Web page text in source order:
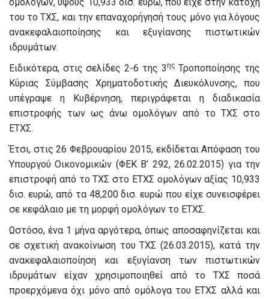
του το ΤΧΣ, και την επαναχορήγησή τους μόνο για λόγους
ανακεφαλαιοποίησης και εξυγίανσης πιστωτικών
ιδρυμάτων.
Ειδικότερα, στις σελίδες 2-6 της 3ης Τροποποίησης της
Κύριας Σύμβασης Χρηματοδοτικής Διευκόλυνσης, που
υπέγραψε η Κυβέρνηση, περιγράφεται η διαδικασία
επιστροφής των ως άνω ομολόγων από το ΤΧΣ στο
ΕΤΧΣ.
Έτσι, στις 26 Φεβρουαρίου 2015, εκδίδεται Απόφαση του
Υπουργού Οικονομικών (ΦΕΚ Β’ 292, 26.02.2015) για την
επιστροφή από το ΤΧΣ στο ΕΤΧΣ ομολόγων αξίας 10,933
δισ. ευρώ, από τα 48,200 δισ. ευρώ που είχε συνεισφέρει
σε κεφάλαιο με τη μορφή ομολόγων το ΕΤΧΣ.
Ωστόσο, ένα 1 μήνα αργότερα, όπως αποσαφηνίζεται και
σε σχετική ανακοίνωση του ΤΧΣ (26.03.2015), κατά την
ανακεφαλαιοποίηση και εξυγίανση των πιστωτικών
ιδρυμάτων είχαν χρησιμοποιηθεί από το ΤΧΣ ποσά
προερχόμενα όχι μόνο από ομόλογα του ΕΤΧΣ αλλά και